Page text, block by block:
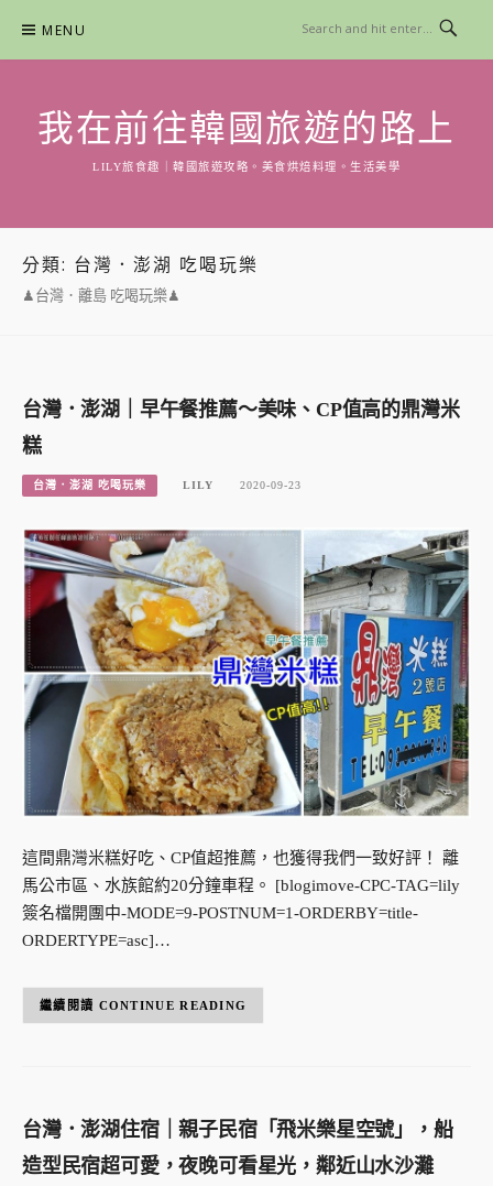
content
MENU
我在前往韓國旅遊的路上
LILY旅食趣｜韓國旅遊攻略。美食烘焙料理。生活美學
分類: 台灣．澎湖 吃喝玩樂
♟台灣．離島 吃喝玩樂♟
台灣．澎湖｜早午餐推薦～美味、CP值高的鼎灣米
糕
台灣．澎湖 吃喝玩樂 LILY 2020-09-23
這間鼎灣米糕好吃、CP值超推薦，也獲得我們一致好評！ 離
馬公市區、水族館約20分鐘車程。 [blogimove-CPC-TAG=lily
簽名檔開團中-MODE=9-POSTNUM=1-ORDERBY=title-
ORDERTYPE=asc]…
CONTINUE READING
台灣．澎湖住宿｜親子民宿「飛米樂星空號」，船
造型民宿超可愛，夜晚可看星光，鄰近山水沙灘